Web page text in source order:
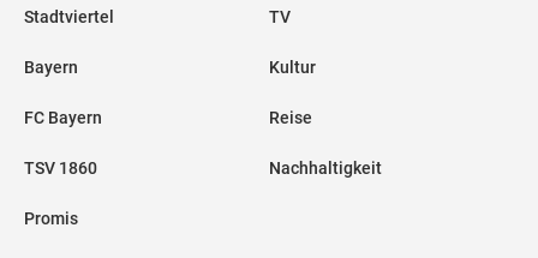
Stadtviertel
Bayern
FC Bayern
TSV 1860
Promis
TV
Kultur
Reise
Nachhaltigkeit